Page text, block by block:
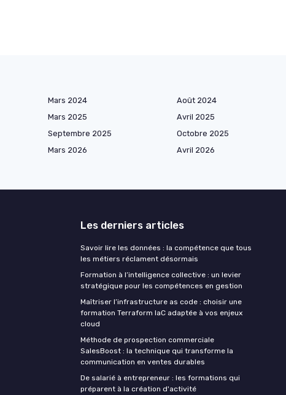
Mars 2024 Août 2024
Mars 2025 Avril 2025
Septembre 2025 Octobre 2025
Mars 2026 Avril 2026
Les derniers articles
Savoir lire les données : la compétence que tous
les métiers réclament désormais
Formation à l’intelligence collective : un levier
stratégique pour les compétences en gestion
Maîtriser l’infrastructure as code : choisir une
formation Terraform IaC adaptée à vos enjeux
cloud
Méthode de prospection commerciale
SalesBoost : la technique qui transforme la
communication en ventes durables
De salarié à entrepreneur : les formations qui
préparent à la création d'activité